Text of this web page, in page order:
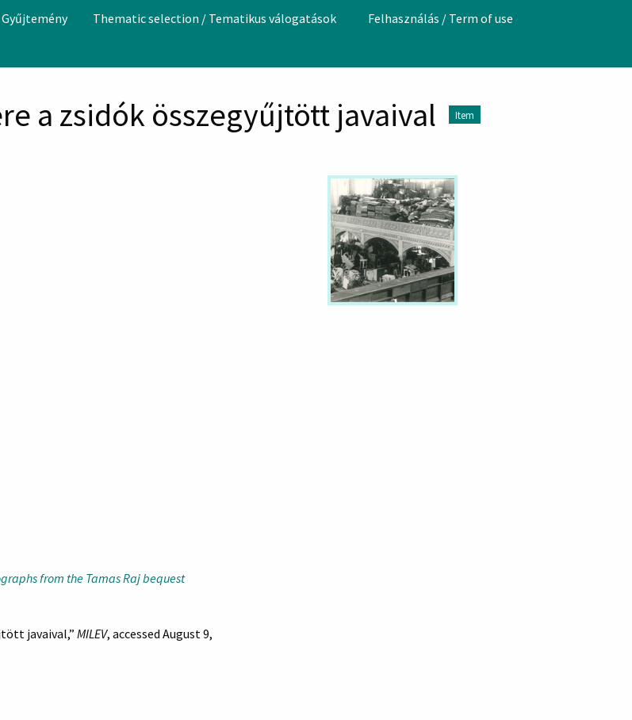
Thematic selection / Tematikus válogatások
Felhasználás / Term of use
a zsidók összegyűjtött javaival Item
from the Tamas Raj bequest
javaival,”MILEV, accessed August 9,